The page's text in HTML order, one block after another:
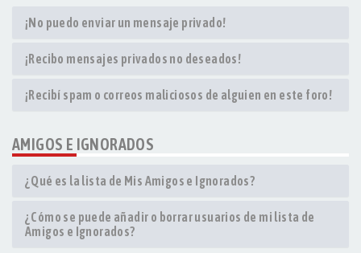
¡No puedo enviar un mensaje privado!
¡Recibo mensajes privados no deseados!
¡Recibí spam o correos maliciosos de alguien en este foro!
AMIGOS E IGNORADOS
¿Qué es la lista de Mis Amigos e Ignorados?
¿Cómo se puede añadir o borrar usuarios de mi lista de
Amigos e Ignorados?